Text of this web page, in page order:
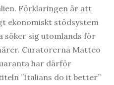
Förklaringen är att
ekonomiskt stödsystem
söker sig utomlands för
Curatorerna Matteo
har därför
”Italians do it better”